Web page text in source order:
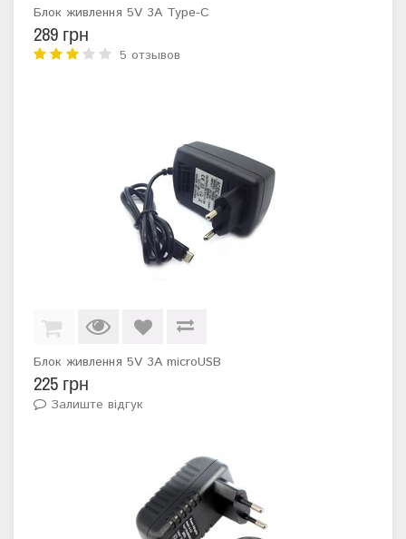
Блок живлення 5V 3А Type-C
289 грн
5 отзывов
Блок живлення 5V 3A microUSB
225 грн
Залиште відгук